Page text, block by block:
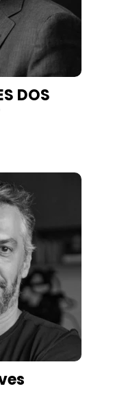
DOS